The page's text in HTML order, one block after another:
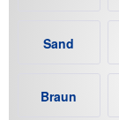
Sand
Braun